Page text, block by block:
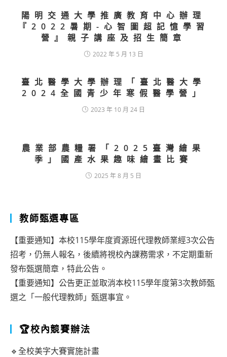
陽明交通大學推廣教育中心辦理
『2022暑期-心智圖超記憶學習
營』親子講座及招生簡章
2022 年 5 月 13 日
臺北醫學大學辦理「臺北醫大學
2024全國青少年寒假醫學營」
2023 年 10 月 24 日
農業部農糧署「2025臺灣繪果
季」國產水果趣味繪畫比賽
2025 年 8 月 5 日
教師甄選專區
【重要通知】本校115學年度資源班代理教師業經3次公告
招考，仍無人報名，後續將視校內課務需求，不定期重新
發布甄選簡章，特此公告。
【重要通知】公告更正並取消本校115學年度第3次教師甄
選之「一般代理教師」甄選事宜。
🏆校內競賽辦法
🔹全校美字大賽實施計畫